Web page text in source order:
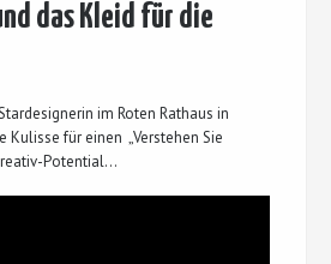
das Kleid für die
im Roten Rathaus in
Kulisse für einen „Verstehen Sie
Potential…